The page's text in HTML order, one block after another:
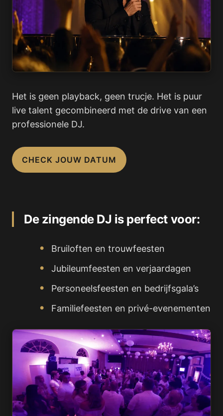
Het is geen playback, geen trucje. Het is puur
live talent gecombineerd met de drive van een
professionele DJ.
CHECK JOUW DATUM
De zingende DJ is perfect voor:
Bruiloften en trouwfeesten
Jubileumfeesten en verjaardagen
Personeelsfeesten en bedrijfsgala’s
Familiefeesten en privé-evenementen